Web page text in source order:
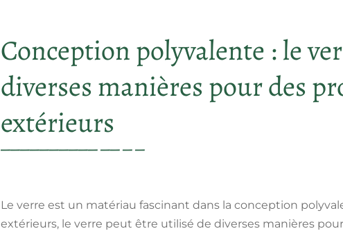
Conception polyvalente : le
diverses manières pour des
extérieurs
Le verre est un matériau fascinant dans la conception
extérieurs, le verre peut être utilisé de diverses manières